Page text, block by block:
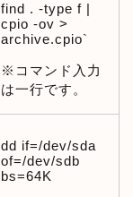
find . -type f |
cpio -ov >
archive.cpio`
※コマンド入力
は一行です。
dd if=/dev/sda
of=/dev/sdb
bs=64K